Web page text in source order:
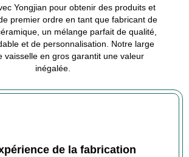
Yongjian pour obtenir des produits et
premier ordre en tant que fabricant de
un mélange parfait de qualité,
et de personnalisation. Notre large
vaisselle en gros garantit une valeur
inégalée.
de la fabrication